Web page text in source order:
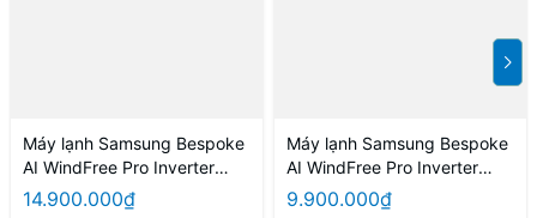
Máy lạnh Samsung Bespoke
AI WindFree Pro Inverter
2HP AR80H18D
14.900.000₫
Máy lạnh Samsung Bespoke
AI WindFree Pro Inverter
1.5HP AR80H13D
9.900.000₫